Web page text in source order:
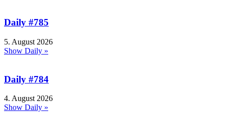
Daily #785
5. August 2026
Show Daily »
Daily #784
4. August 2026
Show Daily »